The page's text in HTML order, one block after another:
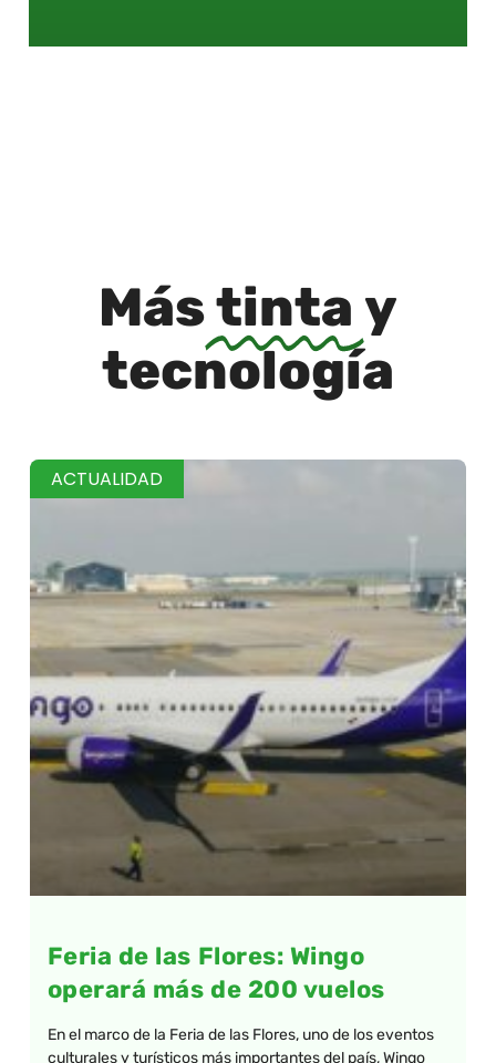
Mástinta y
tecnología
ACTUALIDAD
Feria de las Flores: Wingo
operará más de 200 vuelos
En el marco de la Feria de las Flores, uno de los eventos
culturales y turísticos más importantes del país, Wingo